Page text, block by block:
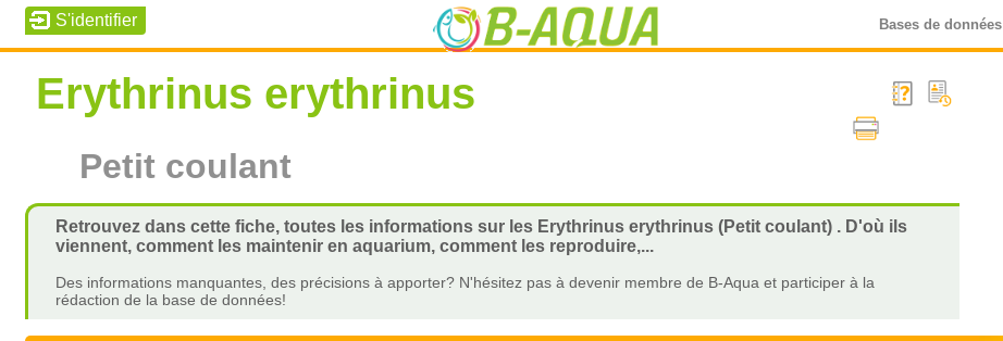
Bases de données
Erythrinus erythrinus
Petit coulant
Retrouvez dans cette fiche, toutes les informations sur les Erythrinus erythrinus (Petit coulant) . D'où ils
viennent, comment les maintenir en aquarium, comment les reproduire,...
Des informations manquantes, des précisions à apporter? N'hésitez pas à devenir membre de B-Aqua et participer à la
rédaction de la base de données!